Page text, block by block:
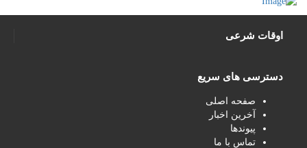
اوقات شرعی
دسترسی های سریع
صفحه اصلی
آخرین اخبار
پیوندها
تماس با ما